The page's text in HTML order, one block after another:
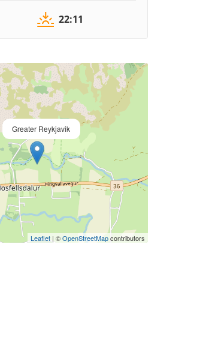
22:11
Greater Reykjavik
Leaflet| ©OpenStreetMapcontributors